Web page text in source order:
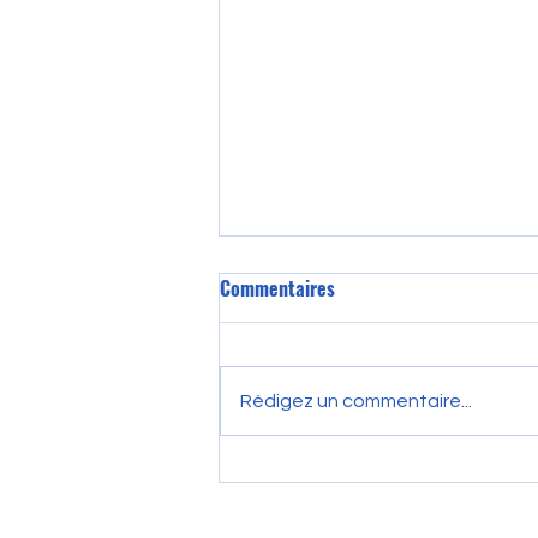
DRIM-M & DRIMbox : Le partage
Commentaires
Rédigez un commentaire...